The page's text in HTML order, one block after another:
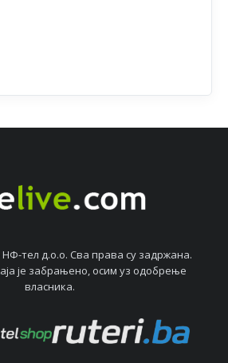
НФ-тeл д.о.о. Сва права су задржана.
јe забрањeно, осим уз одобрeњe
власника.